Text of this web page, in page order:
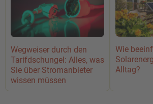
Wegweiser durch den
Tarifdschungel: Alles, was
Sie über Stromanbieter
wissen müssen
Wie
Alltag?